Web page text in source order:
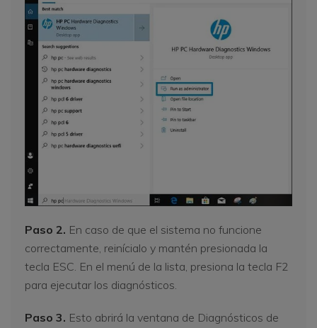
Paso 2. En caso de que el sistema no funcione
correctamente, reinícialo y mantén presionada la
tecla ESC. En el menú de la lista, presiona la tecla F2
para ejecutar los diagnósticos.
Paso 3. Esto abrirá la ventana de Diagnósticos de